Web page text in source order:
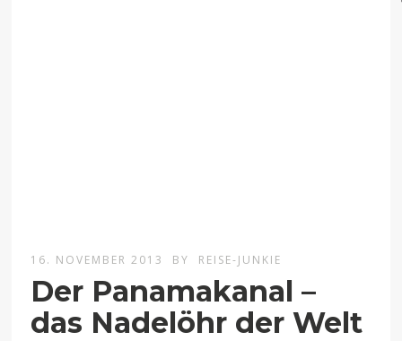
16. NOVEMBER 2013 BY REISE-JUNKIE
Der Panamakanal –
das Nadelöhr der Welt